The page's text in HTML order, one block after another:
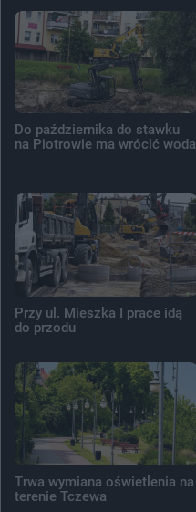
Do października do stawku
na Piotrowie ma wrócić woda
Przy ul. Mieszka I prace idą
do przodu
Trwa wymiana oświetlenia na
terenie Tczewa